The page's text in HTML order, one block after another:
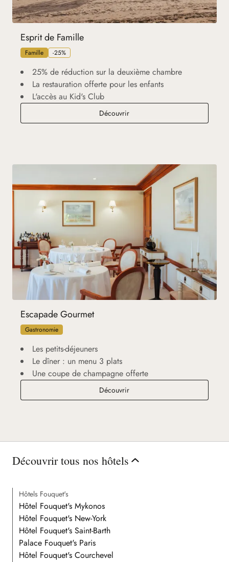
Esprit de Famille
Famille -25%
25% de réduction sur la deuxième chambre
La restauration offerte pour les enfants
L'accès au Kid's Club
DécouvrirEsprit de Famille
Escapade Gourmet
Gastronomie
Les petits-déjeuners
Le dîner : un menu 3 plats
Une coupe de champagne offerte
DécouvrirEscapade Gourmet
Découvrir tous nos hôtels
Hôtels Fouquet's
Hôtel Fouquet's Mykonos
Hôtel Fouquet's New-York
Hôtel Fouquet's Saint-Barth
Palace Fouquet's Paris
Hôtel Fouquet's Courchevel